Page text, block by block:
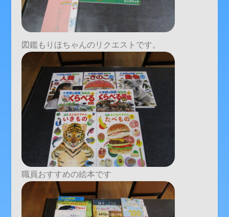
図鑑もりほちゃんのリクエストです。
職員おすすめの絵本です